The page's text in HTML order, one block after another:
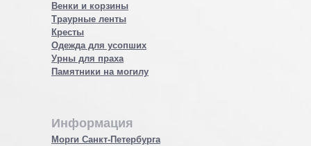
Венки и корзины
Траурные ленты
Кресты
Одежда для усопших
Урны для праха
Памятники на могилу
Информация
Морги Санкт-Петербурга